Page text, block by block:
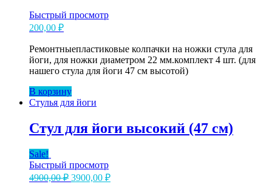
Быстрый просмотр
200,00 ₽
Ремонтныепластиковые колпачки на ножки стула для
йоги, для ножки диаметром 22 мм.комплект 4 шт. (для
нашего стула для йоги 47 см высотой)
В корзину
Стулья для йоги
Стул для йоги высокий (47 см)
Sale!
Быстрый просмотр
4900,00₽ Первоначальная
3900,00 ₽Текущая